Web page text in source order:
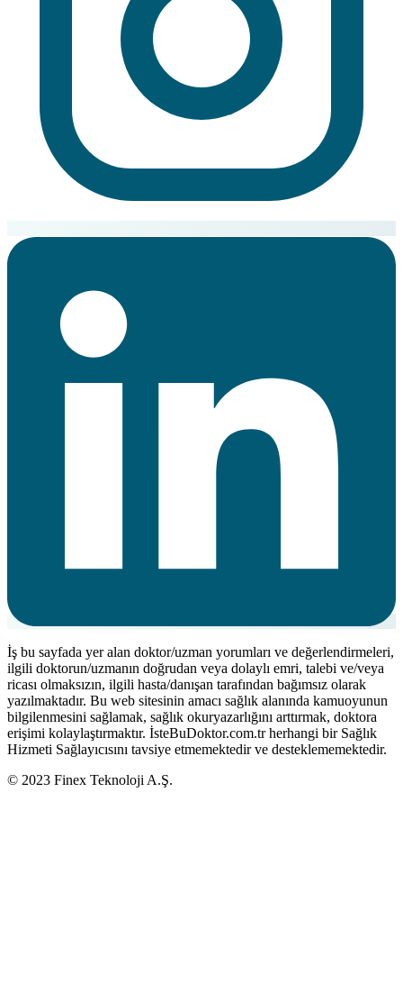
İş bu sayfada yer alan doktor/uzman yorumları ve değerlendirmeleri,
ilgili doktorun/uzmanın doğrudan veya dolaylı emri, talebi ve/veya
ricası olmaksızın, ilgili hasta/danışan tarafından bağımsız olarak
yazılmaktadır. Bu web sitesinin amacı sağlık alanında kamuoyunun
bilgilenmesini sağlamak, sağlık okuryazarlığını arttırmak, doktora
erişimi kolaylaştırmaktır. İsteBuDoktor.com.tr herhangi bir Sağlık
Hizmeti Sağlayıcısını tavsiye etmemektedir ve desteklememektedir.
© 2023 Finex Teknoloji A.Ş.